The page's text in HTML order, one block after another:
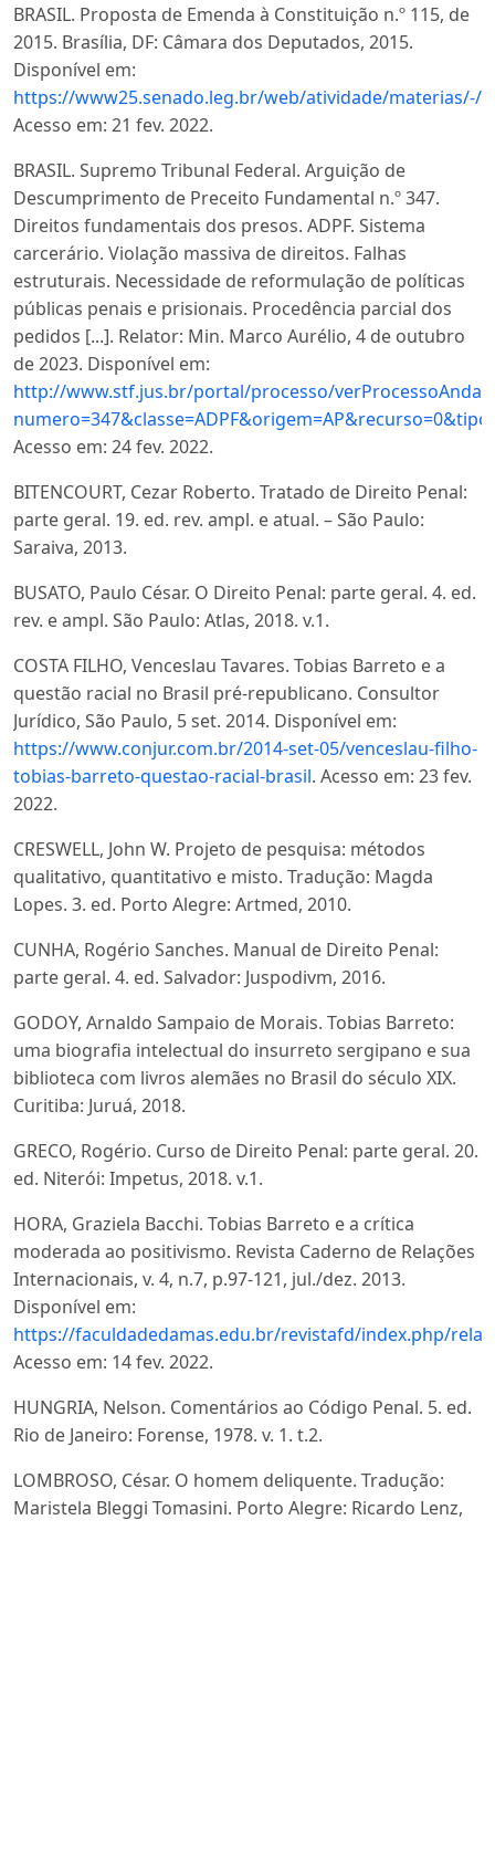
BRASIL. Proposta de Emenda à Constituição n.º 115, de
2015. Brasília, DF: Câmara dos Deputados, 2015.
Disponível em:
https://www25.senado.leg.br/web/atividade/materias/-/
Acesso em: 21 fev. 2022.
BRASIL. Supremo Tribunal Federal. Arguição de
Descumprimento de Preceito Fundamental n.º 347.
Direitos fundamentais dos presos. ADPF. Sistema
carcerário. Violação massiva de direitos. Falhas
estruturais. Necessidade de reformulação de políticas
públicas penais e prisionais. Procedência parcial dos
pedidos [...]. Relator: Min. Marco Aurélio, 4 de outubro
de 2023. Disponível em:
http://www.stf.jus.br/portal/processo/
Acesso em: 24 fev. 2022.
BITENCOURT, Cezar Roberto. Tratado de Direito Penal:
parte geral. 19. ed. rev. ampl. e atual. – São Paulo:
Saraiva, 2013.
BUSATO, Paulo César. O Direito Penal: parte geral. 4. ed.
rev. e ampl. São Paulo: Atlas, 2018. v.1.
COSTA FILHO, Venceslau Tavares. Tobias Barreto e a
questão racial no Brasil pré-republicano. Consultor
Jurídico, São Paulo, 5 set. 2014. Disponível em:
https://www.conjur.com.br/2014-set-05/venceslau-filho-
tobias-barreto-questao-racial-brasil. Acesso em: 23 fev.
2022.
CRESWELL, John W. Projeto de pesquisa: métodos
qualitativo, quantitativo e misto. Tradução: Magda
Lopes. 3. ed. Porto Alegre: Artmed, 2010.
CUNHA, Rogério Sanches. Manual de Direito Penal:
parte geral. 4. ed. Salvador: Juspodivm, 2016.
GODOY, Arnaldo Sampaio de Morais. Tobias Barreto:
uma biografia intelectual do insurreto sergipano e sua
biblioteca com livros alemães no Brasil do século XIX.
Curitiba: Juruá, 2018.
GRECO, Rogério. Curso de Direito Penal: parte geral. 20.
ed. Niterói: Impetus, 2018. v.1.
HORA, Graziela Bacchi. Tobias Barreto e a crítica
moderada ao positivismo. Revista Caderno de Relações
Internacionais, v. 4, n.7, p.97-121, jul./dez. 2013.
Disponível em:
https://faculdadedamas.edu.br/revistafd/index.php/
Acesso em: 14 fev. 2022.
HUNGRIA, Nelson. Comentários ao Código Penal. 5. ed.
Rio de Janeiro: Forense, 1978. v. 1. t.2.
LOMBROSO, César. O homem deliquente. Tradução:
Maristela Bleggi Tomasini. Porto Alegre: Ricardo Lenz,